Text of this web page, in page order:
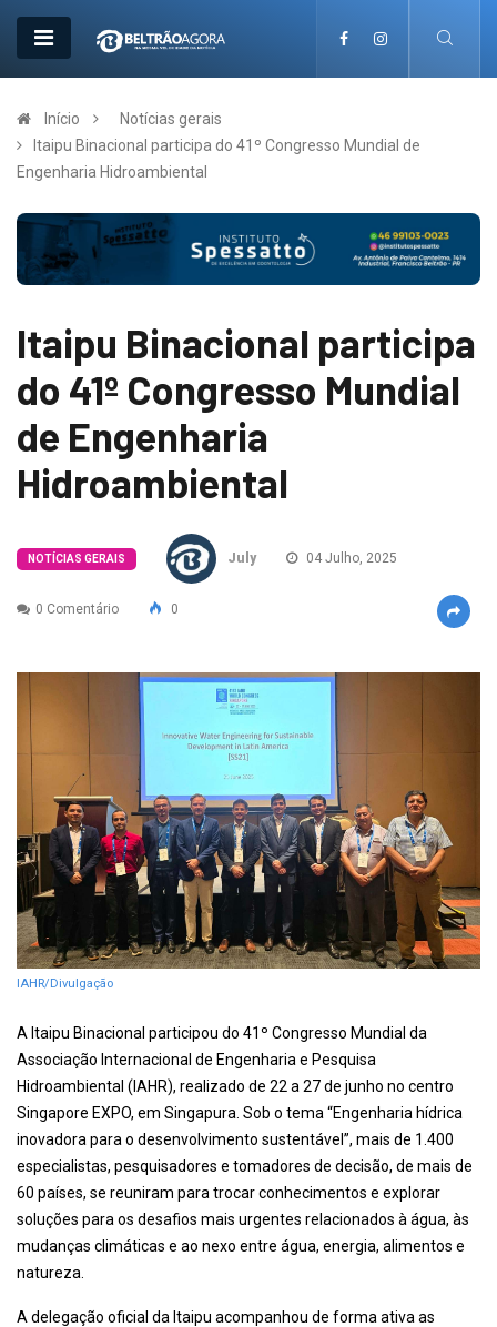
Início
Notícias gerais
Itaipu Binacional participa do 41º Congresso Mundial de
Engenharia Hidroambiental
Itaipu Binacional participa
do 41º Congresso Mundial
de Engenharia
Hidroambiental
NOTÍCIAS GERAIS July 04 Julho, 2025
0 Comentário 0
IAHR/Divulgação
A Itaipu Binacional participou do 41º Congresso Mundial da
Associação Internacional de Engenharia e Pesquisa
Hidroambiental (IAHR), realizado de 22 a 27 de junho no centro
Singapore EXPO, em Singapura. Sob o tema “Engenharia hídrica
inovadora para o desenvolvimento sustentável”, mais de 1.400
especialistas, pesquisadores e tomadores de decisão, de mais de
60 países, se reuniram para trocar conhecimentos e explorar
soluções para os desafios mais urgentes relacionados à água, às
mudanças climáticas e ao nexo entre água, energia, alimentos e
natureza.
A delegação oficial da Itaipu acompanhou de forma ativa as